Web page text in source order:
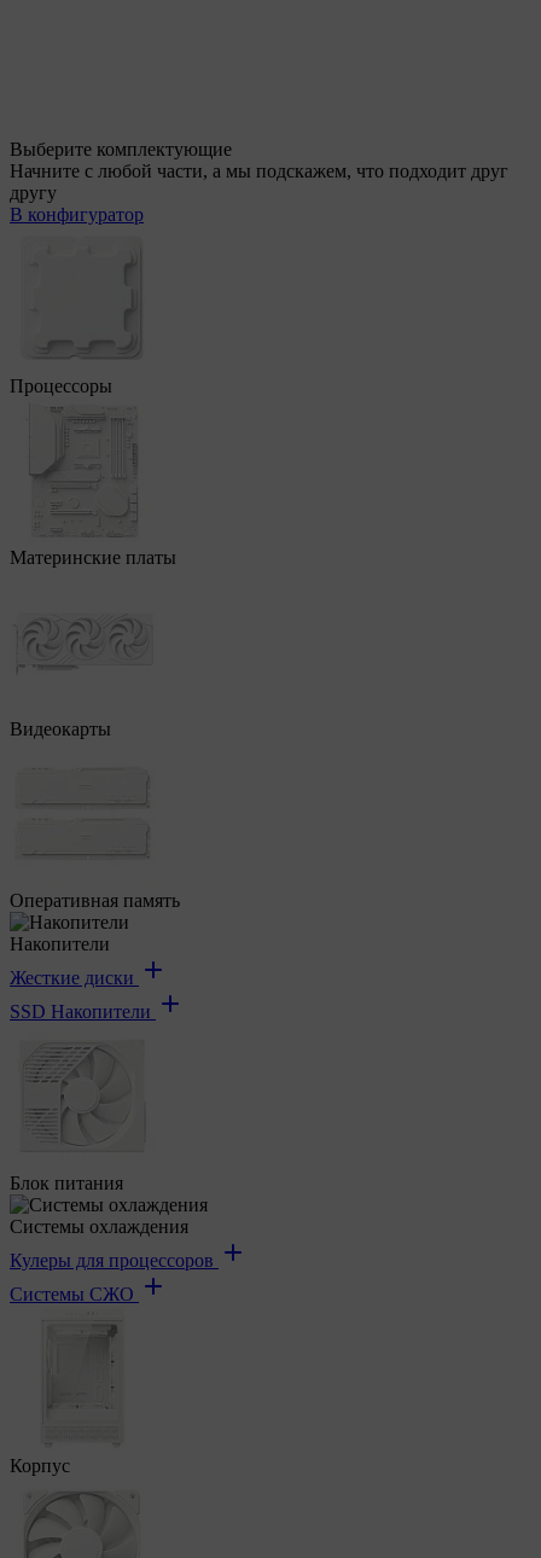
Выберите комплектующие
Начните с любой части, а мы подскажем, что подходит друг
другу
В конфигуратор
Процессоры
Материнские платы
Видеокарты
Оперативная память
Накопители
Жесткие диски
SSD Накопители
Блок питания
Системы охлаждения
Кулеры для процессоров
Системы СЖО
Корпус